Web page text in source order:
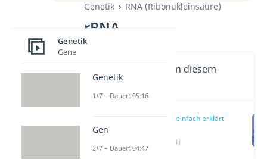
Genetik
RNA (Ribonukleinsäure)
rRNA
Wichtige Inhalte in diesem
Video
rRNA einfach erklärt
(00:14)
Genetik
Gene
Genetik
1/7 – Dauer: 05:16
Gen
2/7 – Dauer: 04:47